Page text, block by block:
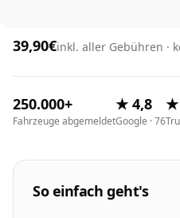
39,90€inkl. aller Gebühren ·
250.000+
Fahrzeuge abgemeldet
★ 4,8
Google · 76
★
So einfach geht's